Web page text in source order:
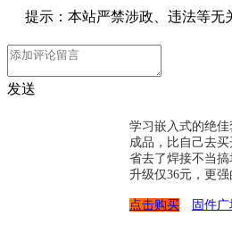
提示：本站严禁涉政、违法等无
发送
学习嵌入式的绝佳
成品，比自己去买
省去了焊接不当
升级仅36元，更强
点击购买 固件广